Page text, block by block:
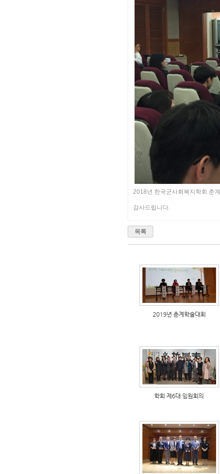
2018년 한국군사회복지학회 춘
감사드립니다.
목록
2019년 춘계학술대회
학회 제6대 임원회의